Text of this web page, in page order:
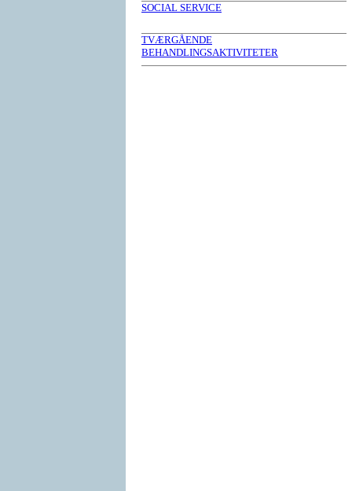
SOCIAL SERVICE
TVÆRGÅENDE
BEHANDLINGSAKTIVITETER